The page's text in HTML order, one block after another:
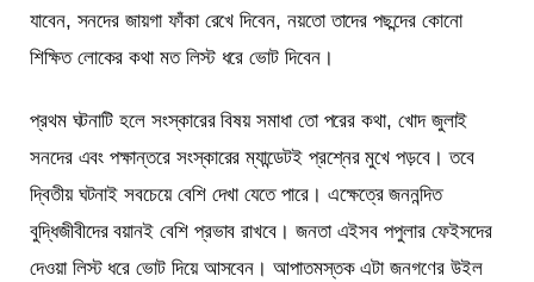
যাবেন, সনদের জায়গা ফাঁকা রেখে দিবেন, নয়তো তাদের পছন্দের কোনো
শিক্ষিত লোকের কথা মত লিস্ট ধরে ভোট দিবেন।
প্রথম ঘটনাটি হলে সংস্কারের বিষয় সমাধা তো পরের কথা, খোদ জুলাই
সনদের এবং পক্ষান্তরে সংস্কারের ম্যান্ডেটই প্রশ্নের মুখে পড়বে। তবে
দ্বিতীয় ঘটনাই সবচেয়ে বেশি দেখা যেতে পারে। এক্ষেত্রে জননন্দিত
বুদ্ধিজীবীদের বয়ানই বেশি প্রভাব রাখবে। জনতা এইসব পপুলার ফেইসদের
দেওয়া লিস্ট ধরে ভোট দিয়ে আসবেন। আপাতমস্তক এটা জনগণের উইল